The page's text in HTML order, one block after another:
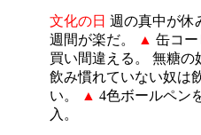
文化の日 週の真中が休
週間が楽だ。
▲ 缶コ
買い間違える。 無糖の
飲み慣れていない奴は
い。
▲ 4色ボールペン
入。